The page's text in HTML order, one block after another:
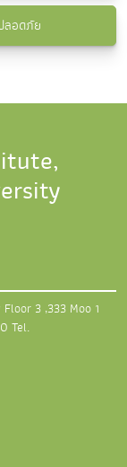
ลอดภัย
Floor 3 ,333 Moo 1
Tel.